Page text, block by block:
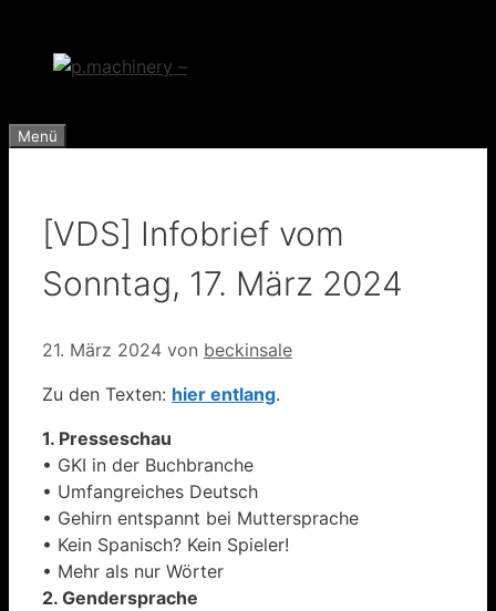
springen
Menü
[VDS] Infobrief vom
Sonntag, 17. März 2024
21. März 2024 von beckinsale
Zu den Texten: hier entlang.
1. Presseschau
• GKI in der Buchbranche
• Umfangreiches Deutsch
• Gehirn entspannt bei Muttersprache
• Kein Spanisch? Kein Spieler!
• Mehr als nur Wörter
2. Gendersprache